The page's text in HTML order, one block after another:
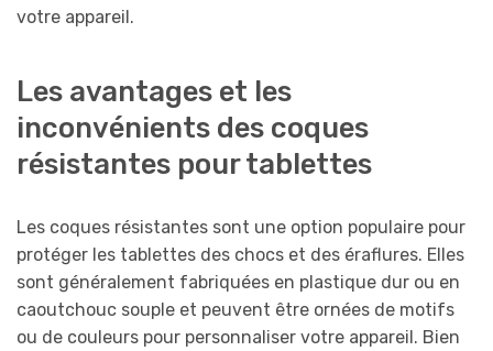
votre appareil.
Les avantages et les
inconvénients des coques
résistantes pour tablettes
Les coques résistantes sont une option populaire pour
protéger les tablettes des chocs et des éraflures. Elles
sont généralement fabriquées en plastique dur ou en
caoutchouc souple et peuvent être ornées de motifs
ou de couleurs pour personnaliser votre appareil. Bien